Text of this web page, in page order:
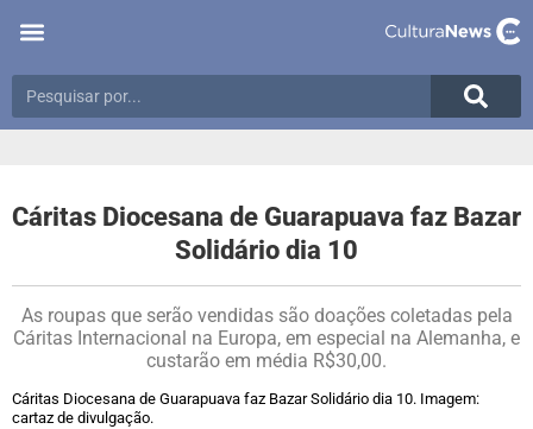
Cáritas Diocesana de Guarapuava faz Bazar
Solidário dia 10
As roupas que serão vendidas são doações coletadas pela
Cáritas Internacional na Europa, em especial na Alemanha, e
custarão em média R$30,00.
Cáritas Diocesana de Guarapuava faz Bazar Solidário dia 10. Imagem:
cartaz de divulgação.